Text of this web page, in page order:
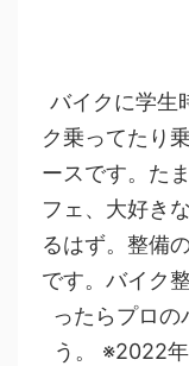
バイクに学生
ク乗ってたり
ースです。た
フェ、大好き
るはず。整備
です。バイク
ったらプロの
う。 ※2022